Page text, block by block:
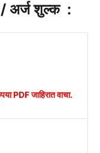
/ अर्ज शुल्क :
PDF जाहिरात वाचा.